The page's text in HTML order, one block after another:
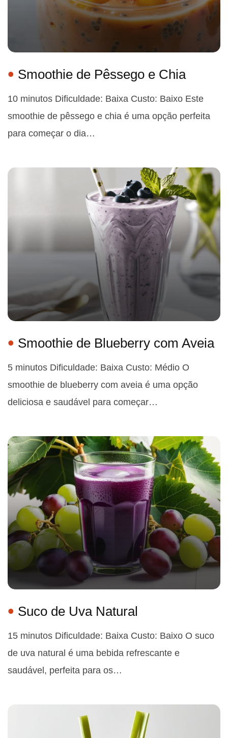
Smoothie de Pêssego e Chia
10 minutos Dificuldade: Baixa Custo: Baixo Este
smoothie de pêssego e chia é uma opção perfeita
para começar o dia…
Smoothie de Blueberry com Aveia
5 minutos Dificuldade: Baixa Custo: Médio O
smoothie de blueberry com aveia é uma opção
deliciosa e saudável para começar…
Suco de Uva Natural
15 minutos Dificuldade: Baixa Custo: Baixo O suco
de uva natural é uma bebida refrescante e
saudável, perfeita para os…